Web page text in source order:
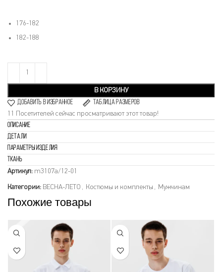
176-182
182-188
В КОРЗИНУ
Добавить в избранное Таблица размеров
11 Посетителей сейчас просматривают этот товар!
Описание
Детали
Параметры изделия
Ткань
Артикул: m3107а/12-01
Категории: ВЕСНА-ЛЕТО Костюмы и комплекты Мужчинам
Похожие товары